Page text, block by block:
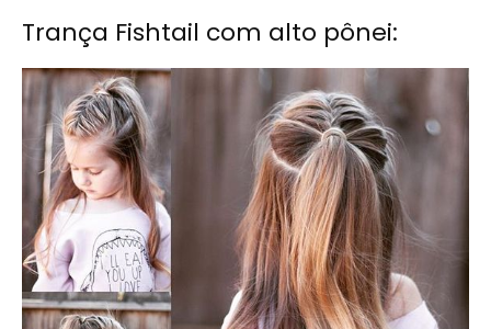
Trança Fishtail com alto pônei: